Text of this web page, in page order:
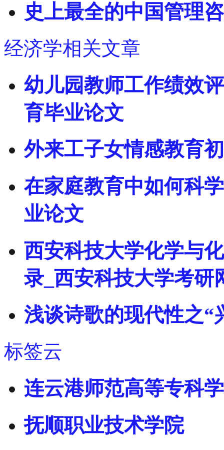
史上最全的中国管理
经济学相关文章
幼儿园教师工作绩效
育毕业论文
外来工子女情感教育
在家庭教育中如何科
业论文
西安科技大学化学与
录_西安科技大学考研
浅谈诗歌的现代性之“
标签云
连云港师范高等专科
抚顺职业技术学院